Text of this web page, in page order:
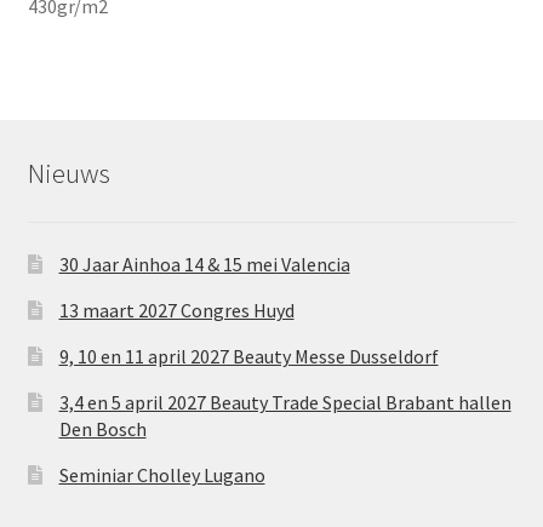
430gr/m2
Nieuws
30 Jaar Ainhoa 14 & 15 mei Valencia
13 maart 2027 Congres Huyd
9, 10 en 11 april 2027 Beauty Messe Dusseldorf
3,4 en 5 april 2027 Beauty Trade Special Brabant hallen
Den Bosch
Seminiar Cholley Lugano